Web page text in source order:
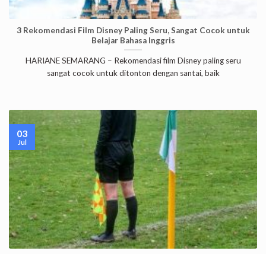
3 Rekomendasi Film Disney Paling Seru, Sangat Cocok untuk
Belajar Bahasa Inggris
HARIANE SEMARANG – Rekomendasi film Disney paling seru
sangat cocok untuk ditonton dengan santai, baik
03
Jul